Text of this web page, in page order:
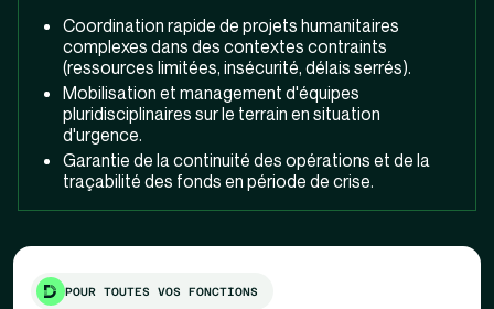
Coordination rapide de projets humanitaires
complexes dans des contextes contraints
(ressources limitées, insécurité, délais serrés).
Mobilisation et management d'équipes
pluridisciplinaires sur le terrain en situation
d'urgence.
Garantie de la continuité des opérations et de la
traçabilité des fonds en période de crise.
POUR TOUTES VOS FONCTIONS